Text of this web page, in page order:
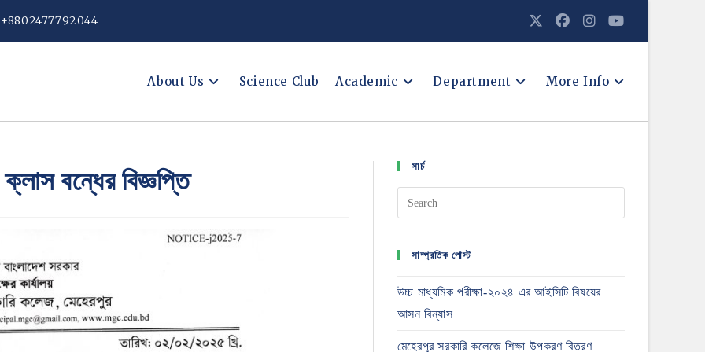
About Us Science Club Academic Department More Info
বন্ধের বিজ্ঞপ্তি সার্চ
সাম্প্রতিক পোস্ট
উচ্চ মাধ্যমিক পরীক্ষা-২০২৪ এর আইসিটি বিষয়ের
আসন বিন্যাস
মেহেরপুর সরকারি কলেজে শিক্ষা উপকরণ বিতরণ